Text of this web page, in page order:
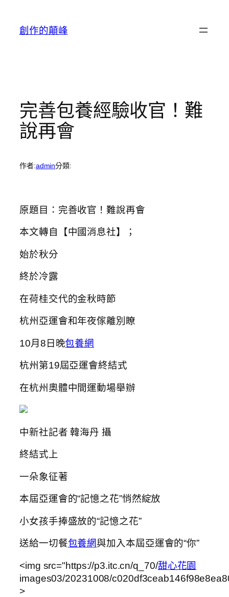
創作的顛峰
完善包養經驗收官！難
說再會
作者:admin分類:
原題目：完善收官！難說再會
本文轉自【中國消息社】；
始於秋分
終於冷露
在荷桂交代的金秋時節
杭州亞運會和年夜傢離別瞭
10月8日晚包養網
杭州第19屆亞運會終結式
在杭州奧體中間運動場舉辦
中新社記者 韓海丹 攝
終結式上
一朵象征著
本屆亞運會的“記憶之花”悄然綻放
小女孩手捧盛放的“記憶之花”
送給一切餐包養網與加入本屆亞運會的“你”
<img src="https://p3.itc.cn/q_70/甜心花園
images03/20231008/
>